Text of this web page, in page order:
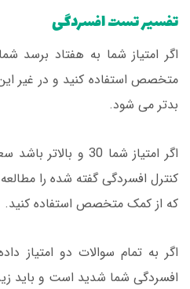
تفسیر تست افسردگی
اگر امتیاز شما به هفتاد برسد
متخصص استفاده کنید و در غیر
بدتر می شود.
اگر امتیاز شما 30 و
کنترل افسردگی گفته شده را
که از کمک متخصص استفاده کنید.
اگر به تمام سوالات دو امتیاز
افسردگی شما شدید است و باید